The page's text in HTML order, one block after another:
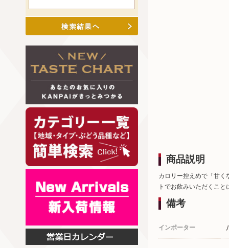
商品説明
カロリー控えめで「甘く
トでお飲みいただくこ
備考
インポーター